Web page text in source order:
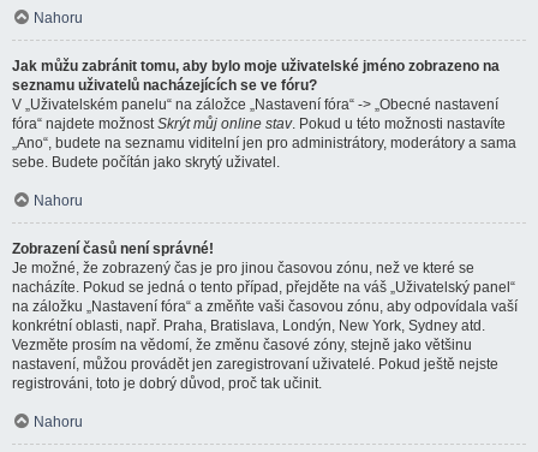
Nahoru
Jak můžu zabránit tomu, aby bylo moje uživatelské jméno zobrazeno na
seznamu uživatelů nacházejících se ve fóru?
V „Uživatelském panelu“ na záložce „Nastavení fóra“ -> „Obecné nastavení
fóra“ najdete možnostSkrýt můj online stav. Pokud u této možnosti nastavíte
„Ano“, budete na seznamu viditelní jen pro administrátory, moderátory a sama
sebe. Budete počítán jako skrytý uživatel.
Nahoru
Zobrazení časů není správné!
Je možné, že zobrazený čas je pro jinou časovou zónu, než ve které se
nacházíte. Pokud se jedná o tento případ, přejděte na váš „Uživatelský panel“
na záložku „Nastavení fóra“ a změňte vaši časovou zónu, aby odpovídala vaší
konkrétní oblasti, např. Praha, Bratislava, Londýn, New York, Sydney atd.
Vezměte prosím na vědomí, že změnu časové zóny, stejně jako většinu
nastavení, můžou provádět jen zaregistrovaní uživatelé. Pokud ještě nejste
registrováni, toto je dobrý důvod, proč tak učinit.
Nahoru